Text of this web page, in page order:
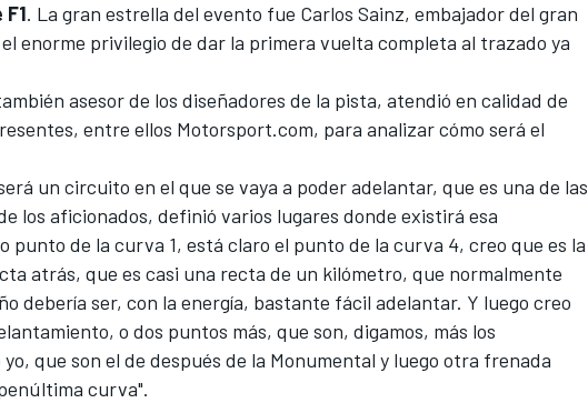
. La gran estrella del evento fue Carlos Sainz, embajador del gran
enorme privilegio de dar la primera vuelta completa al trazado ya
asesor de los diseñadores de la pista, atendió en calidad de
entre ellos Motorsport.com, para analizar cómo será el
un circuito en el que se vaya a poder adelantar, que es una de las
los aficionados, definió varios lugares donde existirá esa
punto de la curva 1, está claro el punto de la curva 4, creo que es la
atrás, que es casi una recta de un kilómetro, que normalmente
debería ser, con la energía, bastante fácil adelantar. Y luego creo
o dos puntos más, que son, digamos, más los
que son el de después de la Monumental y luego otra frenada
curva".